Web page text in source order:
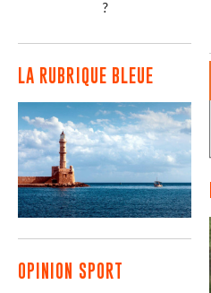
?
LA RUBRIQUE BLEUE
OPINION SPORT